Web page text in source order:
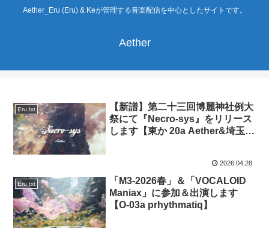
Aether_Eru (Eru) & Keが管理する音楽配信を中心としたサイトです。
Aether
Eru.txt
【新譜】第二十三回博麗神社例大
祭にて『Necro-sys』をリリース
します【東か 20a Aether&埼玉最
2026.04.28
Eru.txt
「M3-2026春」＆「VOCALOID
Maniax」に参加＆出演します
【O-03a prhythmatiq】